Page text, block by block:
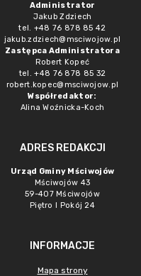
Administrator
Jakub Zdziech
tel. +48 76 878 85 42
jakub.zdziech@msciwojow.pl
Zastępca Administratora
Robert Kopeć
tel. +48 76 878 85 32
robert.kopec@msciwojow.pl
Współredaktor:
Alina Woźnicka-Koch
ADRES REDAKCJI
Urząd Gminy Mściwojów
Mściwojów 43
59-407 Mściwojów
Piętro I Pokój 24
INFORMACJE
Mapa strony